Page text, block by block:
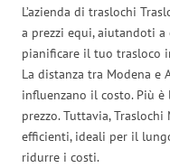
L’azienda di traslochi
a prezzi equi, aiutandoti
pianificare il tuo trasloco
La distanza tra Modena
influenzano il costo. Più
prezzo. Tuttavia,
efficienti, ideali per il
ridurre i costi.